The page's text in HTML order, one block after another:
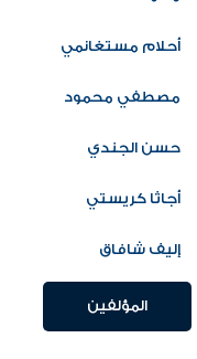
أحلام مستغانمي
مصطفي محمود
حسن الجندي
أجاثا كريستي
إليف شافاق
المؤلفين